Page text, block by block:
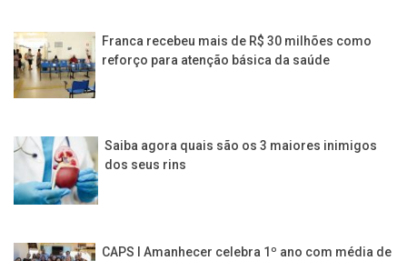
Franca recebeu mais de R$ 30 milhões como
reforço para atenção básica da saúde
Saiba agora quais são os 3 maiores inimigos
dos seus rins
CAPS I Amanhecer celebra 1º ano com média de